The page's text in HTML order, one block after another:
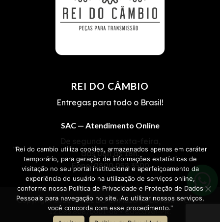
REI DO CÂMBIO
Entregas para todo o Brasil!
SAC — Atendimento Online
De segunda a sexta-feira,
das 08h às 18h.
Fone:0800 052 3500
Copyright 2026 ©REI DO CÂMBIO | OESTCAP• CNPJ
12.085.808/0001-06 • Cascavel-PR.
"Rei do cambio utiliza cookies, armazenados apenas em caráter
temporário, para geração de informações estatísticas de
visitação no seu portal institucional e aperfeiçoamento da
experiência do usuário na utilização de serviços online,
conforme nossa Política de Privacidade e Proteção de Dados
Pessoais para navegação no site. Ao utilizar nossos serviços,
você concorda com esse procedimento."